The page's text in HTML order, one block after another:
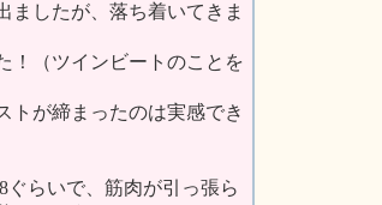
ましたが、落ち着いてきま
！（ツインビートのことを
トが締まったのは実感でき
らいで、筋肉が引っ張ら